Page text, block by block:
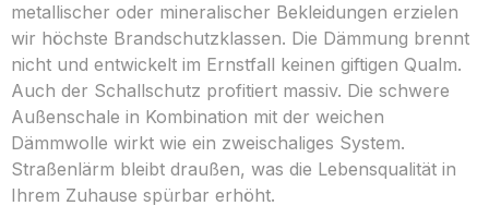
metallischer oder mineralischer Bekleidungen erzielen
wir höchste Brandschutzklassen. Die Dämmung brennt
nicht und entwickelt im Ernstfall keinen giftigen Qualm.
Auch der Schallschutz profitiert massiv. Die schwere
Außenschale in Kombination mit der weichen
Dämmwolle wirkt wie ein zweischaliges System.
Straßenlärm bleibt draußen, was die Lebensqualität in
Ihrem Zuhause spürbar erhöht.